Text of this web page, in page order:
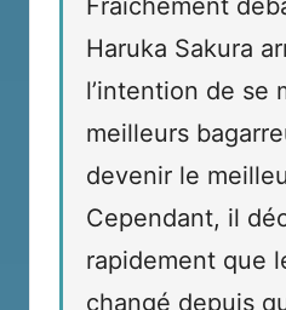
Haruka Sakura
l’intention de se
meilleurs
devenir le
Cependant, il
rapidement que
changé depuis